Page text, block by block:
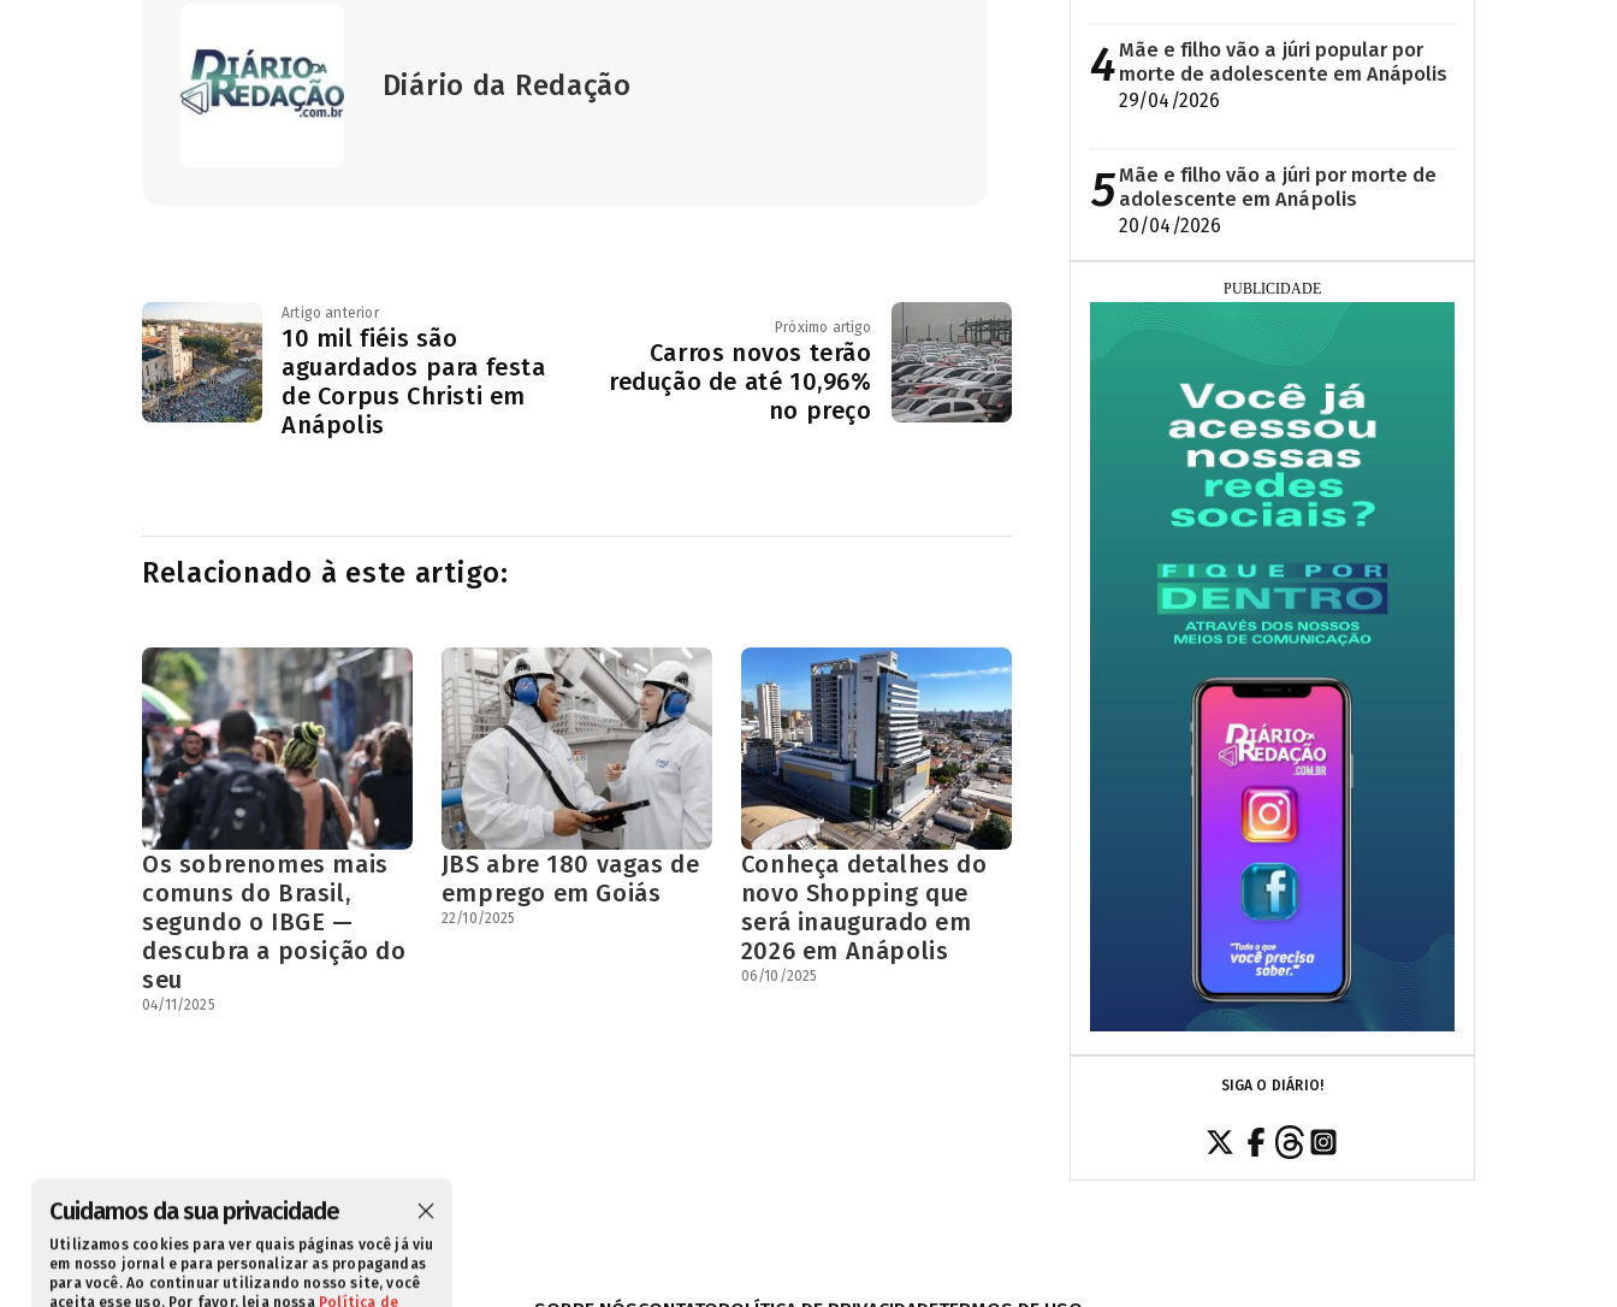
Cuidamos da sua privacidade
Utilizamos cookies para ver quais páginas você já viu
em nosso jornal e para personalizar as propagandas
para você. Ao continuar utilizando nosso site, você
aceita esse uso. Por favor, leia nossa Política de
Diário da Redação
Artigo anterior
10 mil fiéis são
aguardados para festa
de Corpus Christi em
Anápolis
Próximo artigo
Carros novos terão
redução de até 10,96%
no preço
Relacionado à este artigo:
Os sobrenomes mais
comuns do Brasil,
segundo o IBGE —
descubra a posição do
seu
04/11/2025
JBS abre 180 vagas de
emprego em Goiás
22/10/2025
Conheça detalhes do
novo Shopping que
será inaugurado em
2026 em Anápolis
06/10/2025
4Mãe e filho vão a júri popular por
morte de adolescente em Anápolis
29/04/2026
5Mãe e filho vão a júri por morte de
adolescente em Anápolis
20/04/2026
SIGA O DIÁRIO!